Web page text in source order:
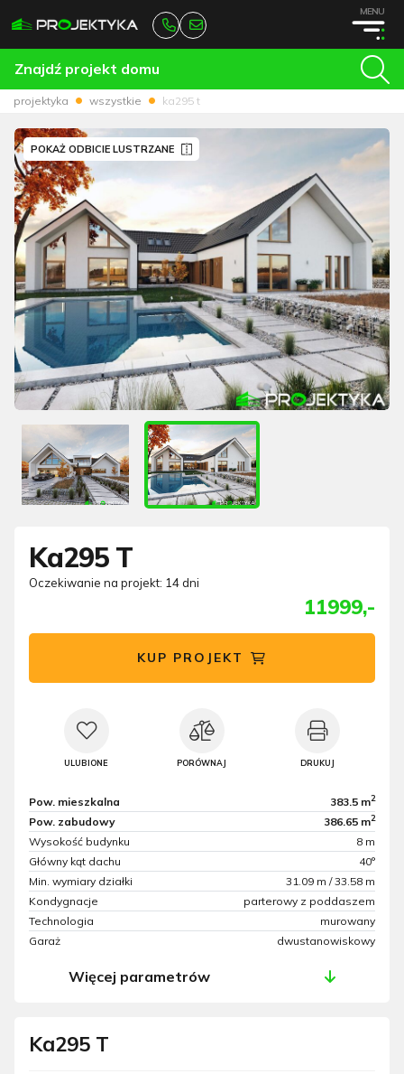
MENU
Znajdź projekt domu
projektyka wszystkie ka295 t
Ka295 T
POKAŻ ODBICIE LUSTRZANE
Ka295 T
Oczekiwanie na projekt: 14 dni
11999,-
KUP PROJEKT
ULUBIONE PORÓWNAJ DRUKUJ
Pow. mieszkalna 383.5 m2
Pow. zabudowy 386.65 m2
Wysokość budynku
8 m
Główny kąt dachu
40°
Min. wymiary działki
31.09 m / 33.58 m
Kondygnacje
parterowy z poddaszem
Technologia
murowany
Garaż
dwustanowiskowy
Więcej parametrów